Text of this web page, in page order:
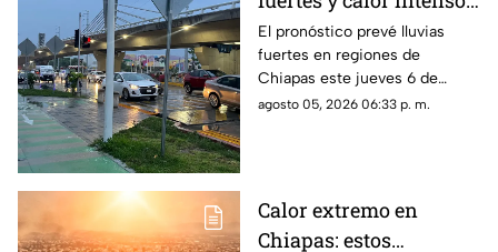
este jueves 6 de agosto
El pronóstico prevé lluvias
fuertes en regiones de
Chiapas este jueves 6 de
agosto, mientras el ambiente
agosto 05, 2026 06:33 p. m.
Calor extremo en
Chiapas: estos